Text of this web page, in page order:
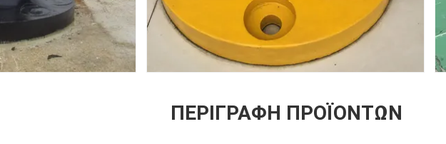
ΠΕΡΙΓΡΑΦΉ ΠΡΟΪΌΝΤΩΝ